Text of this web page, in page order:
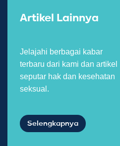
Artikel Lainnya
Jelajahi berbagai kabar
terbaru dari kami dan artikel
seputar hak dan kesehatan
seksual.
Selengkapnya